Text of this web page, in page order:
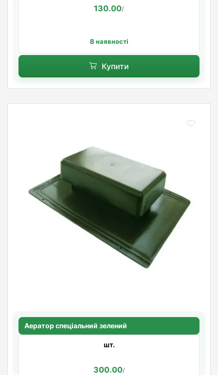
130.00/
В наявності
Купити
Аератор спеціальний зелений
шт.
300.00/